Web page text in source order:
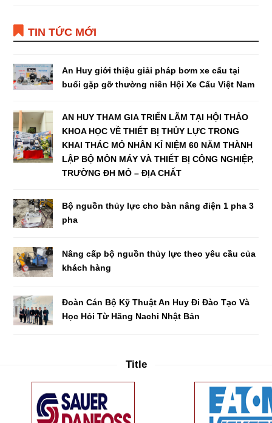
TIN TỨC MỚI
An Huy giới thiệu giải pháp bơm xe cẩu tại
buổi gặp gỡ thường niên Hội Xe Cẩu Việt Nam
AN HUY THAM GIA TRIỂN LÃM TẠI HỘI THẢO
KHOA HỌC VỀ THIẾT BỊ THỦY LỰC TRONG
KHAI THÁC MỎ NHÂN KỈ NIỆM 60 NĂM THÀNH
LẬP BỘ MÔN MÁY VÀ THIẾT BỊ CÔNG NGHIỆP,
TRƯỜNG ĐH MỎ – ĐỊA CHẤT
Bộ nguồn thủy lực cho bàn nâng điện 1 pha 3
pha
Nâng cấp bộ nguồn thủy lực theo yêu cầu của
khách hàng
Đoàn Cán Bộ Kỹ Thuật An Huy Đi Đào Tạo Và
Học Hỏi Từ Hãng Nachi Nhật Bản
Title